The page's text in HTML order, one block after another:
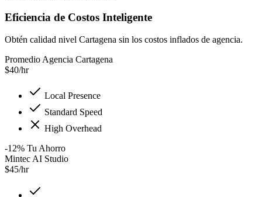
Eficiencia de Costos Inteligente
Obtén calidad nivel Cartagena sin los costos inflados de agencia.
Promedio Agencia Cartagena
$40/hr
Local Presence
Standard Speed
High Overhead
-12% Tu Ahorro
Mintec AI Studio
$45/hr